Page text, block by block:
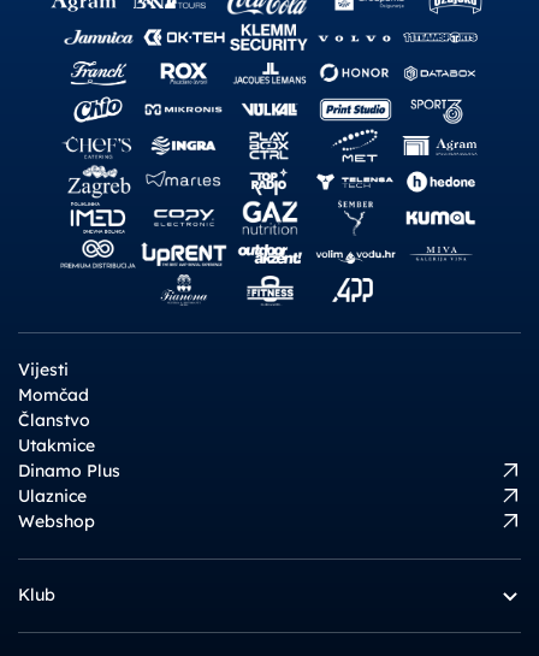
Vijesti
Momčad
Članstvo
Utakmice
Dinamo Plus
Ulaznice
Webshop
Klub